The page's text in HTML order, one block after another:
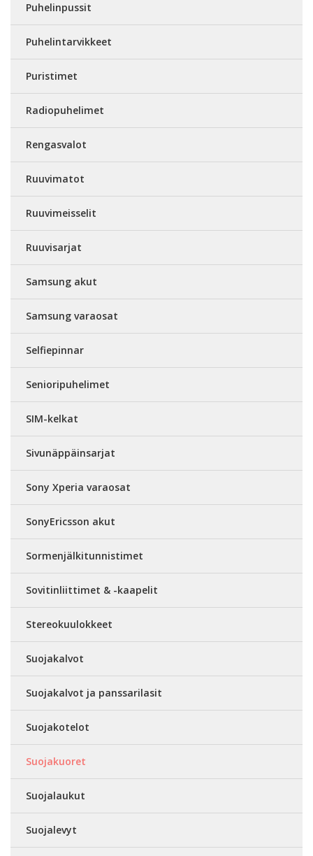
Puhelinpussit
Puhelintarvikkeet
Puristimet
Radiopuhelimet
Rengasvalot
Ruuvimatot
Ruuvimeisselit
Ruuvisarjat
Samsung akut
Samsung varaosat
Selfiepinnar
Senioripuhelimet
SIM-kelkat
Sivunäppäinsarjat
Sony Xperia varaosat
SonyEricsson akut
Sormenjälkitunnistimet
Sovitinliittimet & -kaapelit
Stereokuulokkeet
Suojakalvot
Suojakalvot ja panssarilasit
Suojakotelot
Suojakuoret
Suojalaukut
Suojalevyt